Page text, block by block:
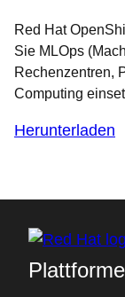
Red Hat
Sie MLOps
Rechenzentren,
Computing
Herunterladen